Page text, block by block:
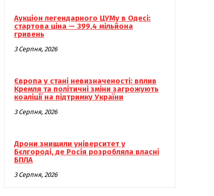
Аукціон легендарного ЦУМу в Одесі:
стартова ціна — 399,4 мільйона
гривень
3 Серпня, 2026
Європа у стані невизначеності: вплив
Кремля та політичні зміни загрожують
коаліції на підтримку України
3 Серпня, 2026
Дрони знищили університет у
Бєлгороді, де Росія розробляла власні
БПЛА
3 Серпня, 2026